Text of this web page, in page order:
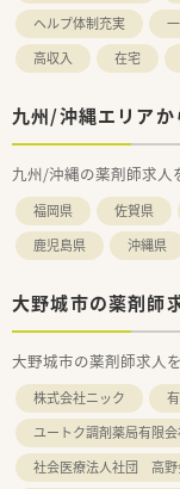
ヘルプ体制充実
高収入
在宅
九州/沖縄エリアか
九州/沖縄の薬剤師求人
福岡県 佐賀県
鹿児島県
沖縄県
大野城市の薬剤師
大野城市の薬剤師求人
株式会社ニック
ユートク調剤薬局有限
社会医療法人社団 高野